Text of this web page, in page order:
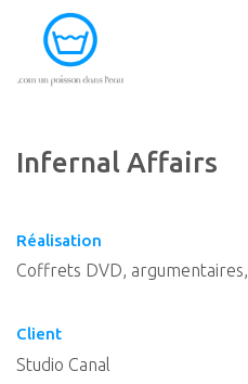
Infernal Affairs
Réalisation
Coffrets DVD,
Client
Studio Canal